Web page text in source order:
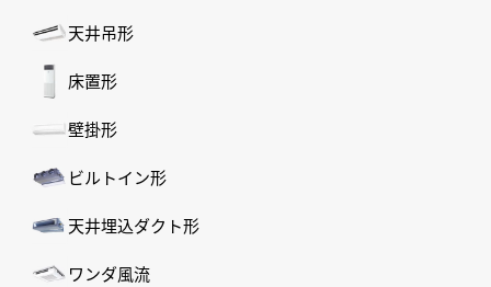
天井吊形
床置形
壁掛形
ビルトイン形
天井埋込ダクト形
ワンダ風流